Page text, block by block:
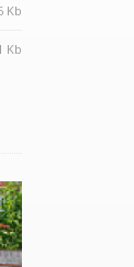
Kb
Kb